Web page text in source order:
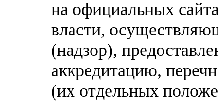
на официальных
власти,
(надзор),
аккредитацию,
(их отдельных